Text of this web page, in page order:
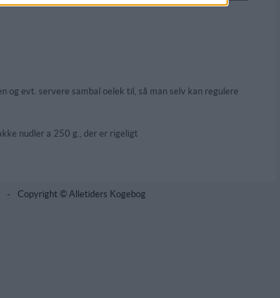
og evt. servere sambal oelek til, så man selv kan regulere
nudler a 250 g., der er rigeligt
- Copyright © Alletiders Kogebog